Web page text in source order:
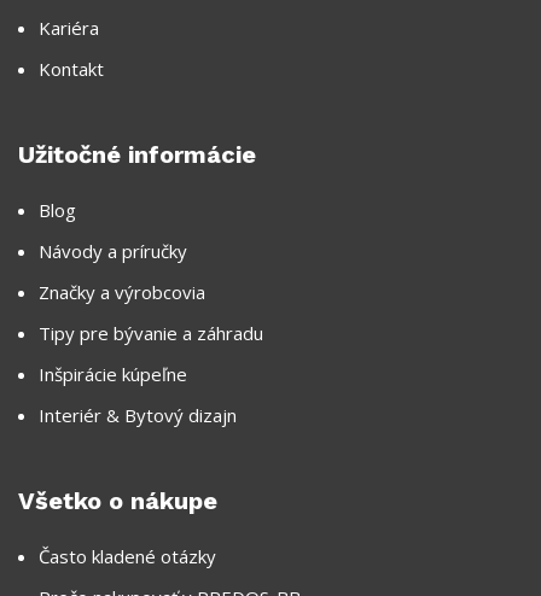
Kariéra
Kontakt
Užitočné informácie
Blog
Návody a príručky
Značky a výrobcovia
Tipy pre bývanie a záhradu
Inšpirácie kúpeľne
Interiér & Bytový dizajn
Všetko o nákupe
Často kladené otázky